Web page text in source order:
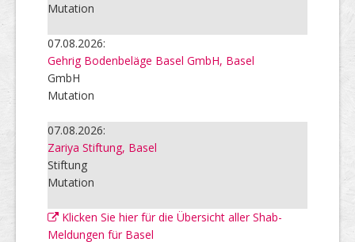
Mutation
07.08.2026:
Gehrig Bodenbeläge Basel GmbH, Basel
GmbH
Mutation
07.08.2026:
Zariya Stiftung, Basel
Stiftung
Mutation
Klicken Sie hier für die Übersicht aller Shab-
Meldungen für Basel